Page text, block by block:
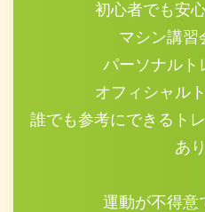
初心者でも安
マシン講習
パーソナルト
オフィシャル
誰でも参考にできるト
あ
運動が不得意